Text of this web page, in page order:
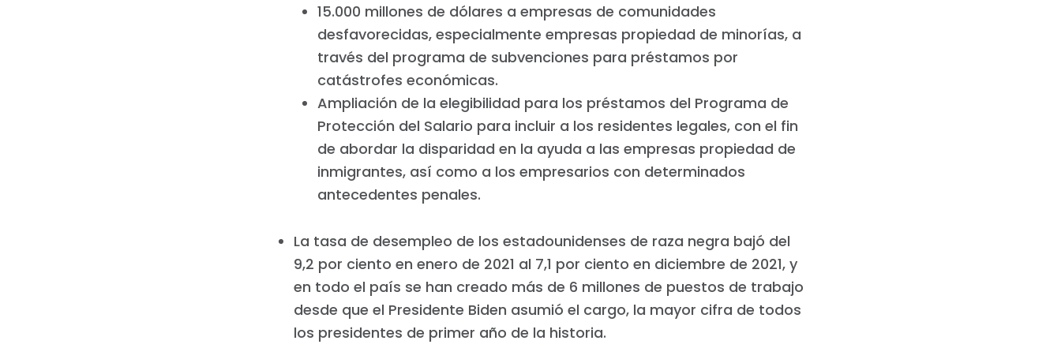
15.000 millones de dólares a empresas de comunidades
desfavorecidas, especialmente empresas propiedad de minorías, a
través del programa de subvenciones para préstamos por
catástrofes económicas.
Ampliación de la elegibilidad para los préstamos del Programa de
Protección del Salario para incluir a los residentes legales, con el fin
de abordar la disparidad en la ayuda a las empresas propiedad de
inmigrantes, así como a los empresarios con determinados
antecedentes penales.
La tasa de desempleo de los estadounidenses de raza negra bajó del
9,2 por ciento en enero de 2021 al 7,1 por ciento en diciembre de 2021, y
en todo el país se han creado más de 6 millones de puestos de trabajo
desde que el Presidente Biden asumió el cargo, la mayor cifra de todos
los presidentes de primer año de la historia.